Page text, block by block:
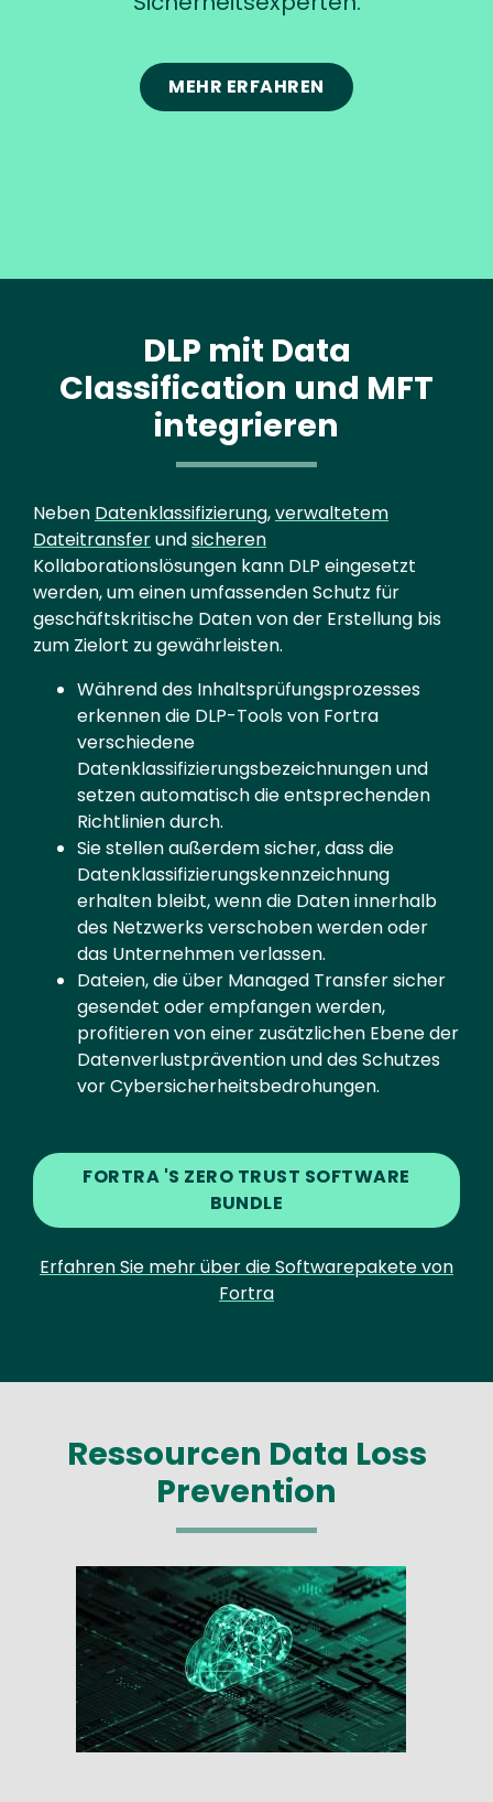
MEHR ERFAHREN
DLP mit Data
Classification und MFT
integrieren
Text
Neben Datenklassifizierung,verwaltetem
Dateitransferundsicheren
Kollaborationslösungen kann DLP eingesetzt
werden, um einen umfassenden Schutz für
geschäftskritische Daten von der Erstellung bis
zum Zielort zu gewährleisten.
Während des Inhaltsprüfungsprozesses
erkennen die DLP-Tools von Fortra
verschiedene
Datenklassifizierungsbezeichnungen und
setzen automatisch die entsprechenden
Richtlinien durch.
Sie stellen außerdem sicher, dass die
Datenklassifizierungskennzeichnung
erhalten bleibt, wenn die Daten innerhalb
des Netzwerks verschoben werden oder
das Unternehmen verlassen.
Dateien, die über Managed Transfer sicher
gesendet oder empfangen werden,
profitieren von einer zusätzlichen Ebene der
Datenverlustprävention und des Schutzes
vor Cybersicherheitsbedrohungen.
FORTRA 'S ZERO TRUST SOFTWARE
BUNDLE
Erfahren Sie mehr über die Softwarepakete von
Fortra
Ressourcen Data Loss
Prevention